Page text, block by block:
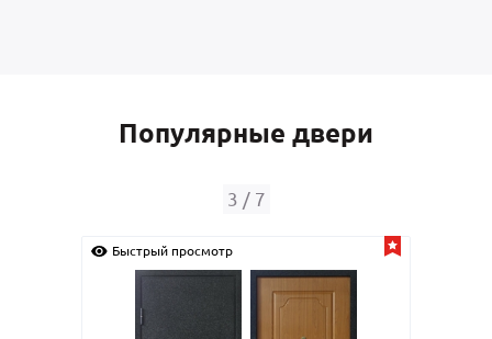
Популярные двери
3 / 7
Быстрый просмотр